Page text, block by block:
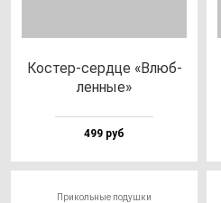
Кос­тер-сер­дце «Влюб­
лен­ные»
499 руб
Прикольные подушки